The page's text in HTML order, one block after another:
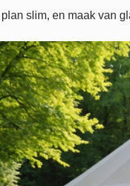
slim, en maak van